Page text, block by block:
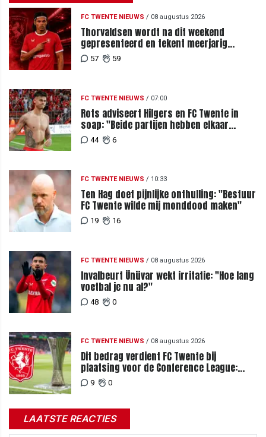
FC TWENTE NIEUWS / 08 augustus 2026
Thorvaldsen wordt na dit weekend
gepresenteerd en tekent meerjarig
contract bij FC Twente
57 59
FC TWENTE NIEUWS / 07:00
Rots adviseert Hilgers en FC Twente in
soap: "Beide partijen hebben elkaar
teleurgesteld"
44 6
FC TWENTE NIEUWS / 10:33
Ten Hag doet pijnlijke onthulling: "Bestuur
FC Twente wilde mij monddood maken"
19 16
FC TWENTE NIEUWS / 08 augustus 2026
Invalbeurt Ünüvar wekt irritatie: "Hoe lang
voetbal je nu al?"
48 0
FC TWENTE NIEUWS / 08 augustus 2026
Dit bedrag verdient FC Twente bij
plaatsing voor de Conference League:
zoveel loopt het mis bij uitschakeling
9 0
LAATSTE REACTIES